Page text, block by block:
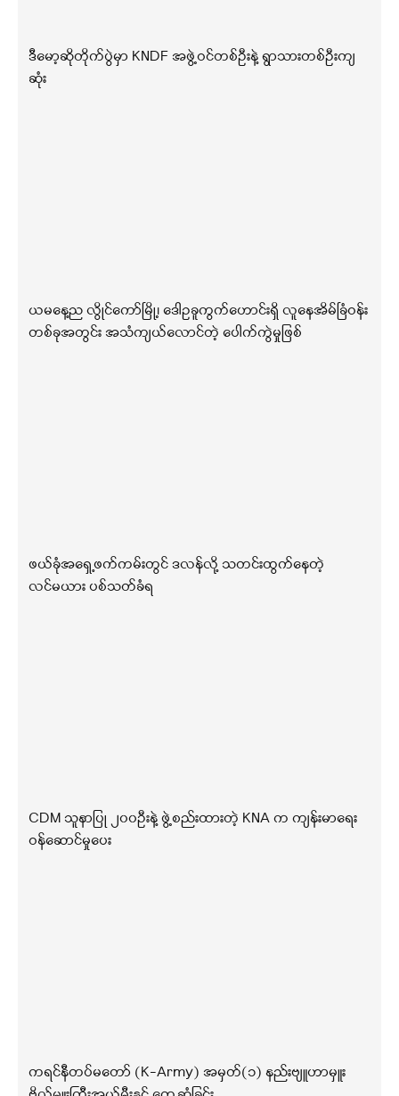
ဒီမော့ဆိုတိုက်ပွဲမှာ KNDF အဖွဲ့ဝင်တစ်ဦးနဲ့ ရွာသားတစ်ဦးကျ
ဆုံး
ယမနေ့ည လွိုင်ကော်မြို့၊ ဒေါဥခူကွက်ဟောင်းရှိ လူနေအိမ်ခြံဝန်း
တစ်ခုအတွင်း အသံကျယ်လောင်တဲ့ ပေါက်ကွဲမှုဖြစ်
ဖယ်ခုံအရှေ့ဖက်ကမ်းတွင် ဒလန်လို့ သတင်းထွက်နေတဲ့
လင်မယား ပစ်သတ်ခံရ
CDM သူနာပြု ၂၀၀ဦးနဲ့ ဖွဲ့စည်းထားတဲ့ KNA က ကျန်းမာရေး
ဝန်ဆောင်မှုပေး
ကရင်နီတပ်မတော် (K-Army) အမှတ်(၁) နည်းဗျူဟာမှူး